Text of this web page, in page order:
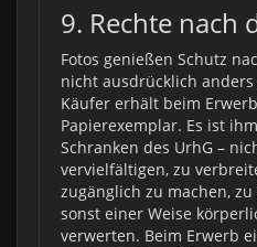
9. Rechte nach
Fotos genießen Schutz
nicht ausdrücklich
Käufer erhält beim
Papierexemplar. Es ist
Schranken des UrhG –
vervielfältigen, zu
zugänglich zu machen,
sonst einer Weise
verwerten. Beim Erwerb